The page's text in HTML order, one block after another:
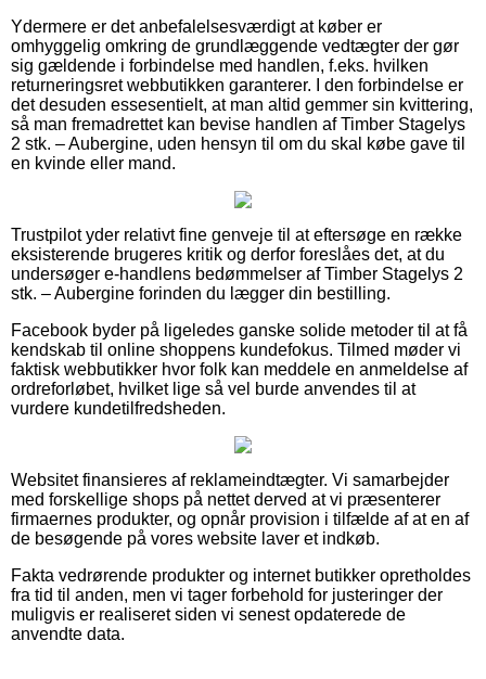
Ydermere er det anbefalelsesværdigt at køber er
omhyggelig omkring de grundlæggende vedtægter der gør
sig gældende i forbindelse med handlen, f.eks. hvilken
returneringsret webbutikken garanterer. I den forbindelse er
det desuden essesentielt, at man altid gemmer sin kvittering,
så man fremadrettet kan bevise handlen af Timber Stagelys
2 stk. – Aubergine, uden hensyn til om du skal købe gave til
en kvinde eller mand.
Trustpilot yder relativt fine genveje til at eftersøge en række
eksisterende brugeres kritik og derfor foreslåes det, at du
undersøger e-handlens bedømmelser af Timber Stagelys 2
stk. – Aubergine forinden du lægger din bestilling.
Facebook byder på ligeledes ganske solide metoder til at få
kendskab til online shoppens kundefokus. Tilmed møder vi
faktisk webbutikker hvor folk kan meddele en anmeldelse af
ordreforløbet, hvilket lige så vel burde anvendes til at
vurdere kundetilfredsheden.
Websitet finansieres af reklameindtægter. Vi samarbejder
med forskellige shops på nettet derved at vi præsenterer
firmaernes produkter, og opnår provision i tilfælde af at en af
de besøgende på vores website laver et indkøb.
Fakta vedrørende produkter og internet butikker opretholdes
fra tid til anden, men vi tager forbehold for justeringer der
muligvis er realiseret siden vi senest opdaterede de
anvendte data.